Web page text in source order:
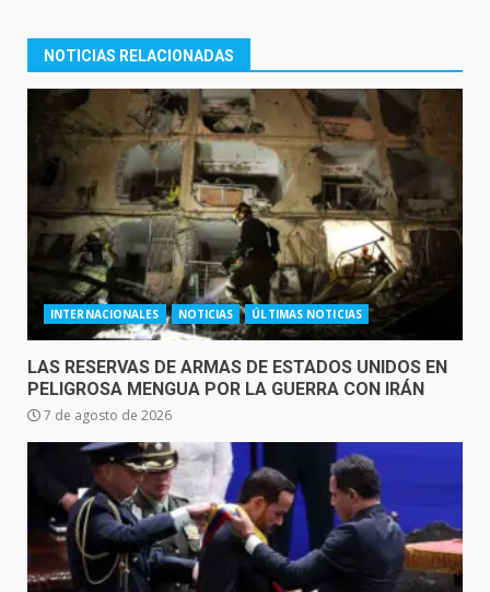
NOTICIAS RELACIONADAS
INTERNACIONALES NOTICIAS ÚLTIMAS NOTICIAS
LAS RESERVAS DE ARMAS DE ESTADOS UNIDOS EN
PELIGROSA MENGUA POR LA GUERRA CON IRÁN
7 de agosto de 2026